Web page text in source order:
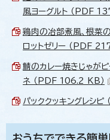
風ヨーグルト （PDF
鶏肉の冶部煮風、根菜
ロットゼリー （PDF
鯖のカレー焼きじゃがピ
ネ （PDF 106.2 KB）
パッククッキングレシ